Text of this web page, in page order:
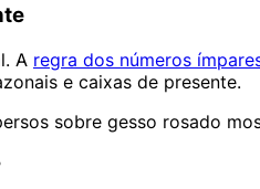
A regra dos números
e caixas de presente.
sobre gesso rosado